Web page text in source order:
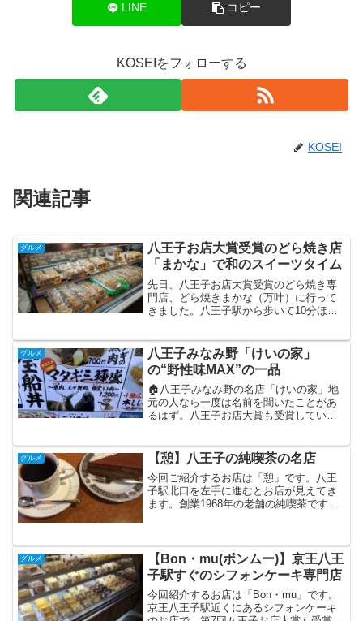
LINE コピー
KOSEIをフォローする
KOSEI
関連記事
グルメ
八王子お店大賞受賞のどら焼き店
「まかな」で和のスイーツタイム
先日、八王子お店大賞受賞のどら焼き専
門店、どら焼きまかな（万叶）に行って
きました。八王子駅から歩いて10分ほ
お店大賞って？八王子お店大賞は、市民
が推薦・投票して選ぶ「地...
グルメ
八王子みなみ野「けいの家」
の“野性味MAX”の一品
🏠八王子みなみ野の名店「けいの家」地
元の人なら一度は名前を聞いたことがあ
るはず。八王子お店大賞も受賞してい
そ肉で攻めてきた。店の前に立つと、
「ヒグマ」「えぞ鹿」「トド」...
グルメ 【憩】八王子の純喫茶の名店
今回ご紹介するお店は「憩」です。八王
子駅北口を左手に進むとお店が見えてき
ます。創業1968年の老舗の純喫茶です。
じます。この日は他にお客さんもあまり
いないので静かにゆ...
グルメ
【Bon・mu(ボンムー)】京王八王
子駅すぐのシフォンケーキ専門店
今回紹介するお店は「Bon・mu」です。
京王八王子駅近くにあるシフォンケーキ